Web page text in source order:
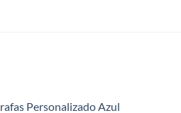
Personalizado Azul